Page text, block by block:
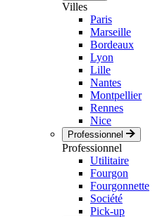
Villes
Paris
Marseille
Bordeaux
Lyon
Lille
Nantes
Montpellier
Rennes
Nice
Professionnel
Professionnel
Utilitaire
Fourgon
Fourgonnette
Société
Pick-up